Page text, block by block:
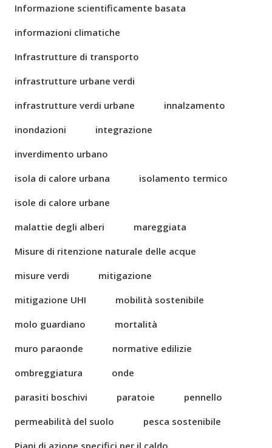
Informazione scientificamente basata
informazioni climatiche
Infrastrutture di transporto
infrastrutture urbane verdi
infrastrutture verdi urbane
innalzamento
inondazioni
integrazione
inverdimento urbano
isola di calore urbana
isolamento termico
isole di calore urbane
malattie degli alberi
mareggiata
Misure di ritenzione naturale delle acque
misure verdi
mitigazione
mitigazione UHI
mobilità sostenibile
molo guardiano
mortalità
muro paraonde
normative edilizie
ombreggiatura
onde
parasiti boschivi
paratoie
pennello
permeabilità del suolo
pesca sostenibile
Piani di azione specifici per il caldo